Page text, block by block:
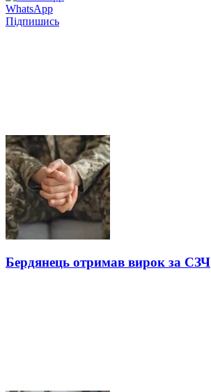
WhatsApp
Підпишись
Бердянець отримав вирок за СЗЧ